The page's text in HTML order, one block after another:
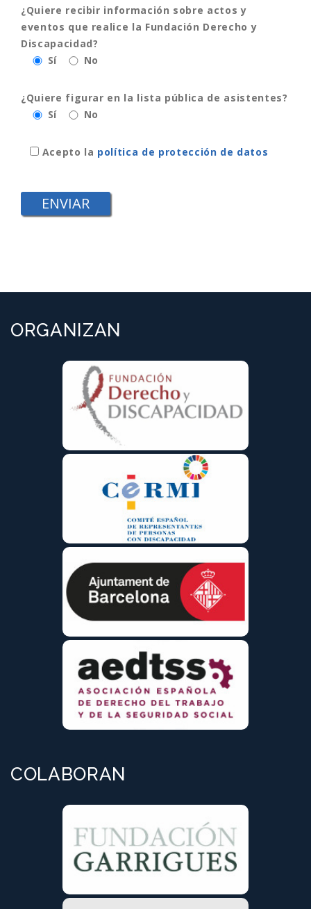
¿Quiere recibir información sobre actos y
eventos que realice la Fundación Derecho y
Discapacidad?
Sí
No
¿Quiere figurar en la lista pública de asistentes?
Sí
No
Acepto la política de protección de datos
ORGANIZAN
COLABORAN